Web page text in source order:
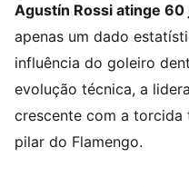
Agustín Rossi atinge
apenas um dado
influência do goleiro
evolução técnica, a
crescente com a torcida
pilar do Flamengo.